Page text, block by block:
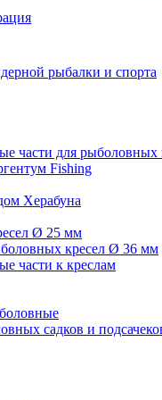
рыбалки и спорта
части для рыболовных
Fishing
Херабуна
Ø 25 мм
кресел Ø 36 мм
части к креслам
садков и